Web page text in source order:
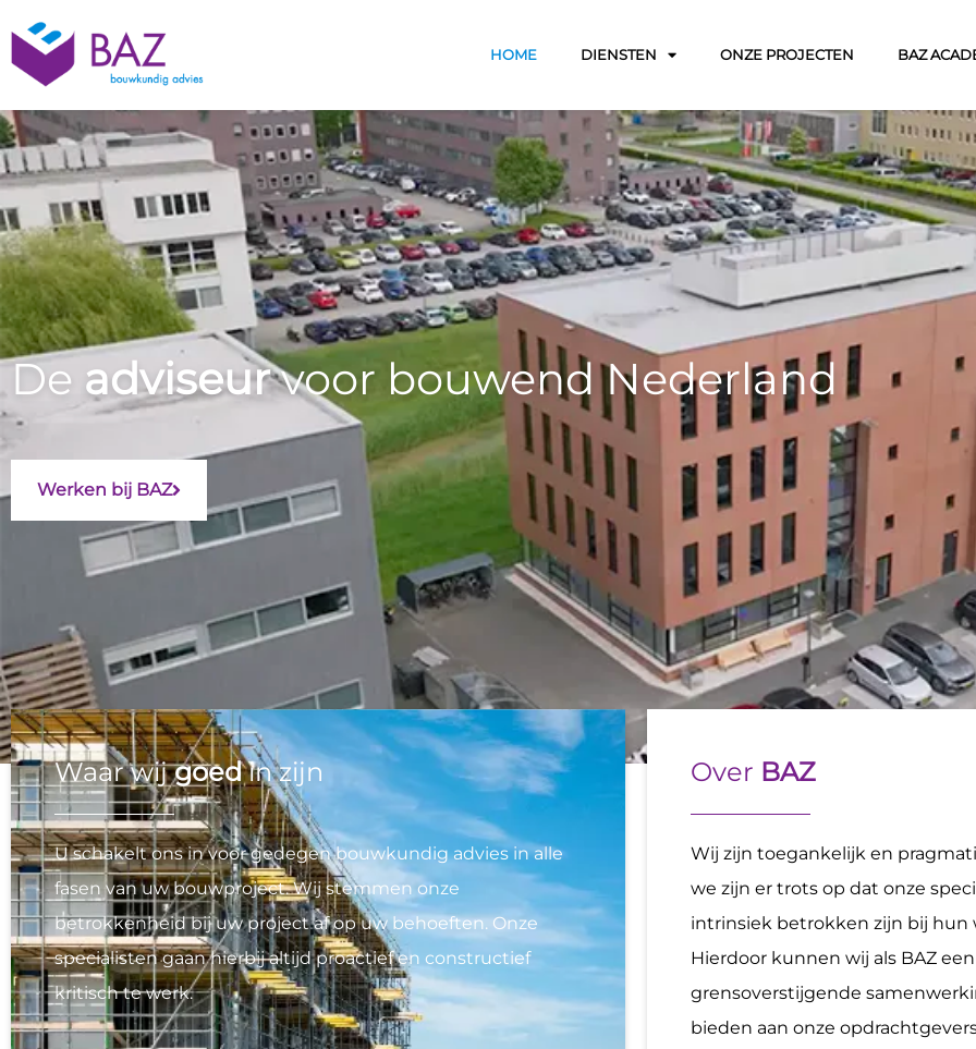
HOME DIENSTEN ONZE PROJECTEN BAZ
De adviseurvoor bouwend Nederland
Werken bij BAZ
Waar wijgoedin zijn
U schakelt ons in voor gedegen bouwkundig advies in alle
fasen van uw bouwproject. Wij stemmen onze
betrokkenheid bij uw project af op uw behoeften. Onze
specialisten gaan hierbij altijd proactief en constructief
kritisch te werk.
Over BAZ
Wij zijn toegankelijk en
we zijn er trots op dat onze
intrinsiek betrokken zijn bij hun
Hierdoor kunnen wij als BAZ een
grensoverstijgende
bieden aan onze